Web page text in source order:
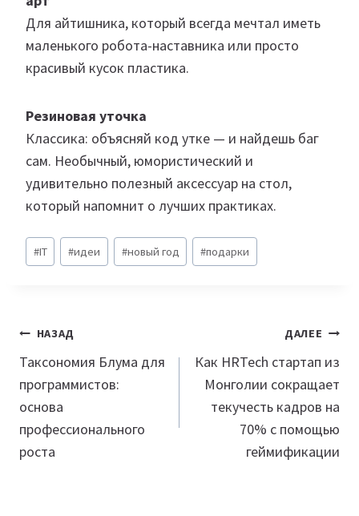
Для айтишника, который всегда мечтал иметь
маленького робота-наставника или просто
красивый кусок пластика.
Резиновая уточка
Классика: объясняй код утке — и найдешь баг
сам. Необычный, юмористический и
удивительно полезный аксессуар на стол,
который напомнит о лучших практиках.
Метки
записи:
#IT #идеи #новый год #подарки
Навигация
по
записям
НАЗАД
Таксономия Блума для
программистов:
основа
профессионального
роста
ДАЛЕЕ
Как HRTech стартап из
Монголии сокращает
текучесть кадров на
70% с помощью
геймификации